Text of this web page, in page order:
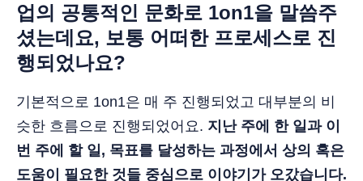
업의 공통적인 문화로 1on1을 말씀주
셨는데요, 보통 어떠한 프로세스로 진
행되었나요?
기본적으로 1on1은 매 주 진행되었고 대부분의 비
슷한 흐름으로 진행되었어요. 지난 주에 한 일과 이
번 주에 할 일, 목표를 달성하는 과정에서 상의 혹은
도움이 필요한 것들 중심으로 이야기가 오갔습니다.